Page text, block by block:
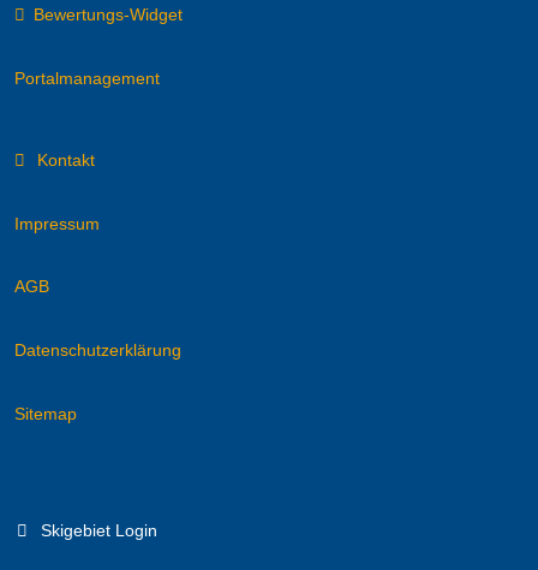
Bewertungs-Widget
Portalmanagement
Kontakt
Impressum
AGB
Datenschutzerklärung
Sitemap
Skigebiet Login